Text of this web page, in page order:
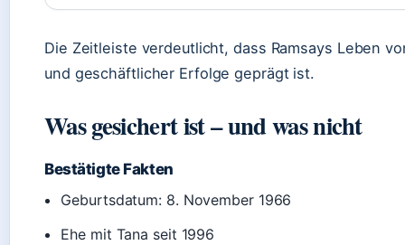
Die Zeitleiste verdeutlicht, dass Ramsays Leben
und geschäftlicher Erfolge geprägt ist.
Was gesichert ist – und was nicht
Bestätigte Fakten
Geburtsdatum: 8. November 1966
Ehe mit Tana seit 1996